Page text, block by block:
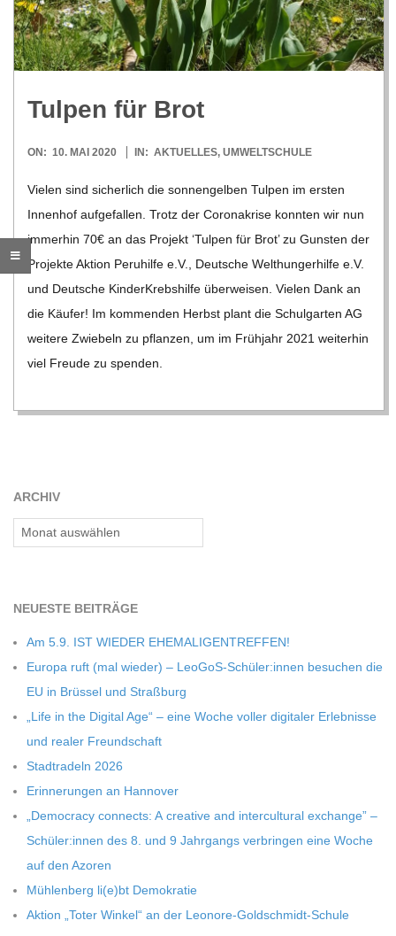
R
E
-
G
O
L
D
S
C
M
D
T
-
S
C
H
U
Tul­pen für Brot
2020-
ON: 10. MAI 2020 IN: AKTUELLES, UMWELTSCHULE
Vie­len sind sicher­lich die son­nen­gel­ben Tul­pen im ers­ten
Innen­hof auf­ge­fal­len. Trotz der Coro­na­krise konn­ten wir nun
immer­hin 70€ an das Pro­jekt ‘Tul­pen für Brot’ zu Guns­ten der
Pro­jekte Aktion Peru­hilfe e.V., Deut­sche Welt­hun­ger­hilfe e.V.
und Deut­sche Kin­der­Krebs­hilfe über­wei­sen. Vie­len Dank an
die Käu­fer! Im kom­men­den Herbst plant die Schul­gar­ten AG
wei­tere Zwie­beln zu pflan­zen, um im Früh­jahr 2021 wei­ter­hin
viel Freude zu spen­den.
ARCHIV
Archiv
NEU­ESTE BEITRÄGE
Am 5.9. IST WIEDER EHEMALIGENTREFFEN!
Europa ruft (mal wie­der) – LeoGoS-Schüler:innen besu­chen die
EU in Brüs­sel und Straßburg
„Life in the Digi­tal Age“ – eine Woche vol­ler digi­ta­ler Erleb­nisse
und rea­ler Freundschaft
Stadt­ra­deln 2026
Erin­ne­run­gen an Hannover
„Demo­cracy con­nects: A crea­tive and inter­cul­tu­ral exch­ange” –
Schüler:innen des 8. und 9 Jahr­gangs ver­brin­gen eine Woche
auf den Azoren
Müh­len­berg li(e)bt Demokratie
Aktion „Toter Win­kel“ an der Leonore-Goldschmidt-Schule